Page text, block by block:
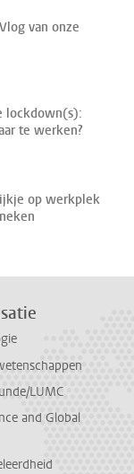
van onze
lockdown(s):
te werken?
op werkplek
LUMC
and Global